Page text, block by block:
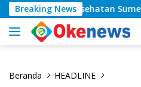
Langsung
ke
konten
Breaking News
Layanan Kesehatan
Beranda HEADLINE